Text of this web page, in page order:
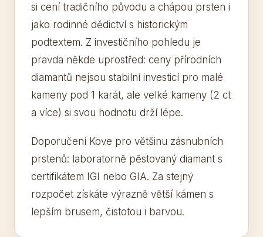
si cení tradičního původu a chápou prsten i
jako rodinné dědictví s historickým
podtextem. Z investičního pohledu je
pravda někde uprostřed: ceny přírodních
diamantů nejsou stabilní investicí pro malé
kameny pod 1 karát, ale velké kameny (2 ct
a více) si svou hodnotu drží lépe.
Doporučení Kove pro většinu zásnubních
prstenů: laboratorně pěstovaný diamant s
certifikátem IGI nebo GIA. Za stejný
rozpočet získáte výrazně větší kámen s
lepším brusem, čistotou i barvou.